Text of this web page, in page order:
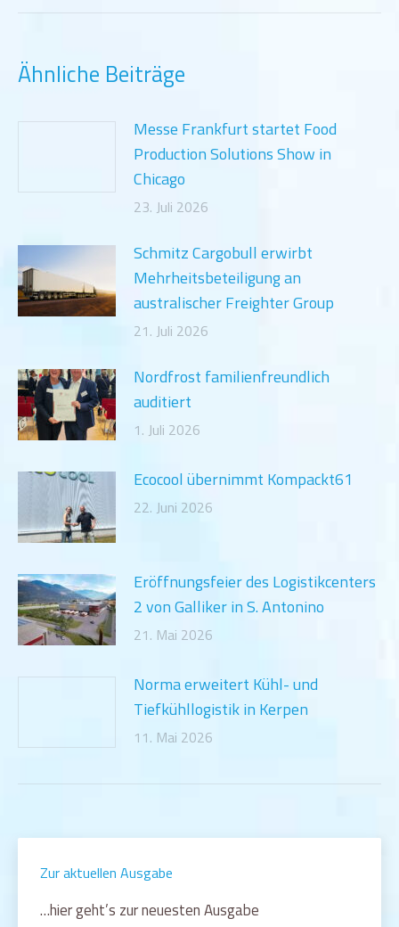
Ähnliche Beiträge
Messe Frankfurt startet Food
Production Solutions Show in
Chicago
23. Juli 2026
Schmitz Cargobull erwirbt
Mehrheitsbeteiligung an
australischer Freighter Group
21. Juli 2026
Nordfrost familienfreundlich
auditiert
1. Juli 2026
Ecocool übernimmt Kompackt61
22. Juni 2026
Eröffnungsfeier des Logistikcenters
2 von Galliker in S. Antonino
21. Mai 2026
Norma erweitert Kühl- und
Tiefkühllogistik in Kerpen
11. Mai 2026
Zur aktuellen Ausgabe
…hier geht’s zur neuesten Ausgabe